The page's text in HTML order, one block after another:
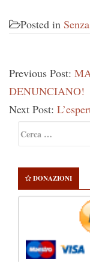
Posted in
Previous Post:
DENUNCIANO!
Next Post:
Sidebar
per:
DONAZIONI